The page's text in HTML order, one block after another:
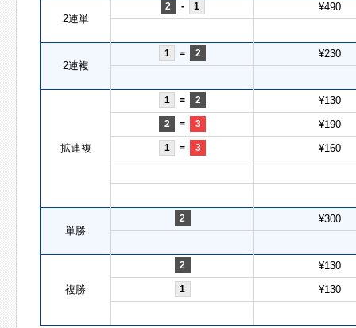
2連単
2 - 1 ¥490
2連複
1 = 2 ¥230
拡連複
1 = 2 ¥130
2 = 3 ¥190
1 = 3 ¥160
単勝
2 ¥300
複勝
2 ¥130
1 ¥130